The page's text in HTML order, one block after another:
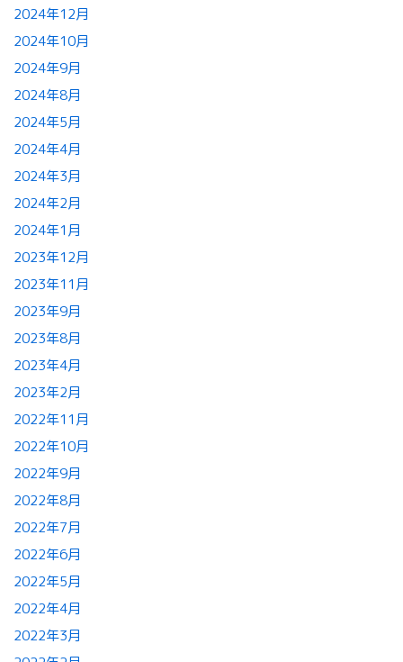
2024年12月
2024年10月
2024年9月
2024年8月
2024年5月
2024年4月
2024年3月
2024年2月
2024年1月
2023年12月
2023年11月
2023年9月
2023年8月
2023年4月
2023年2月
2022年11月
2022年10月
2022年9月
2022年8月
2022年7月
2022年6月
2022年5月
2022年4月
2022年3月